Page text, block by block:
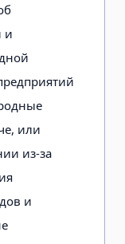
и
или
из-за
и